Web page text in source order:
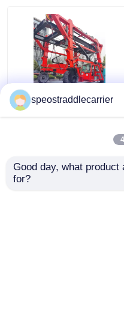
40T Industrial Straddle
Carrier Truck 7km/H
speostraddlecarrier
Good day, what product
for?